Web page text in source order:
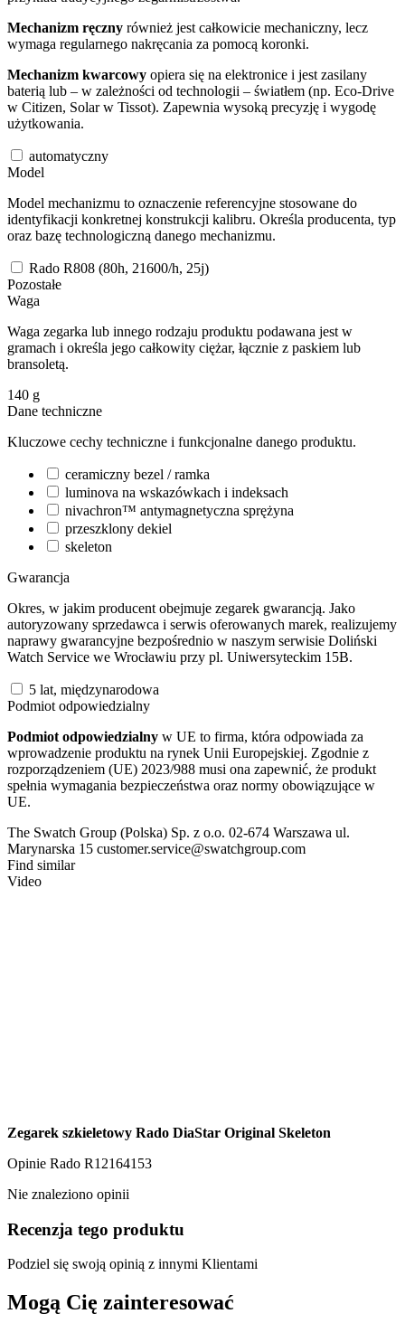
Mechanizm ręczny również jest całkowicie mechaniczny, lecz
wymaga regularnego nakręcania za pomocą koronki.
Mechanizm kwarcowy opiera się na elektronice i jest zasilany
baterią lub – w zależności od technologii – światłem (np. Eco-Drive
w Citizen, Solar w Tissot). Zapewnia wysoką precyzję i wygodę
użytkowania.
automatyczny
Model
Model mechanizmu to oznaczenie referencyjne stosowane do
identyfikacji konkretnej konstrukcji kalibru. Określa producenta, typ
oraz bazę technologiczną danego mechanizmu.
Rado R808 (80h, 21600/h, 25j)
Pozostałe
Waga
Waga zegarka lub innego rodzaju produktu podawana jest w
gramach i określa jego całkowity ciężar, łącznie z paskiem lub
bransoletą.
140 g
Dane techniczne
Kluczowe cechy techniczne i funkcjonalne danego produktu.
ceramiczny bezel / ramka
luminova na wskazówkach i indeksach
nivachron™ antymagnetyczna sprężyna
przeszklony dekiel
skeleton
Gwarancja
Okres, w jakim producent obejmuje zegarek gwarancją. Jako
autoryzowany sprzedawca i serwis oferowanych marek, realizujemy
naprawy gwarancyjne bezpośrednio w naszym serwisie Doliński
Watch Service we Wrocławiu przy pl. Uniwersyteckim 15B.
5 lat, międzynarodowa
Podmiot odpowiedzialny
Podmiot odpowiedzialny w UE to firma, która odpowiada za
wprowadzenie produktu na rynek Unii Europejskiej. Zgodnie z
rozporządzeniem (UE) 2023/988 musi ona zapewnić, że produkt
spełnia wymagania bezpieczeństwa oraz normy obowiązujące w
UE.
The Swatch Group (Polska) Sp. z o.o. 02-674 Warszawa ul.
Marynarska 15 customer.service@swatchgroup.com
Find similar
Video
Zegarek szkieletowy Rado DiaStar Original Skeleton
Opinie Rado R12164153
Nie znaleziono opinii
Recenzja tego produktu
Podziel się swoją opinią z innymi Klientami
Mogą Cię zainteresować